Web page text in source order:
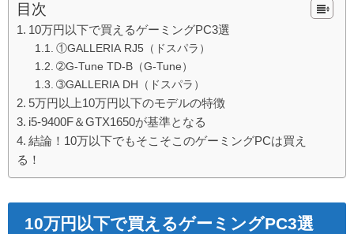
目次
10万円以下で買えるゲーミングPC3選
①GALLERIA RJ5（ドスパラ）
➁G-Tune TD-B（G-Tune）
➂GALLERIA DH（ドスパラ）
5万円以上10万円以下のモデルの特徴
i5-9400F＆GTX1650が基準となる
結論！10万以下でもそこそこのゲーミングPCは買え
る！
10万円以下で買えるゲーミングPC3選